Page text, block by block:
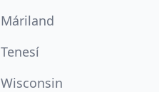
Máriland
Tenesí
Wisconsin